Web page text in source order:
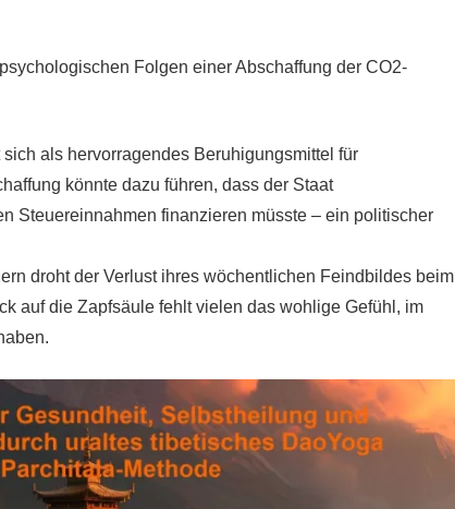
Folgen einer Abschaffung der CO2-
als hervorragendes Beruhigungsmittel für
könnte dazu führen, dass der Staat
Steuereinnahmen finanzieren müsste – ein politischer
droht der Verlust ihres wöchentlichen Feindbildes beim
auf die Zapfsäule fehlt vielen das wohlige Gefühl, im